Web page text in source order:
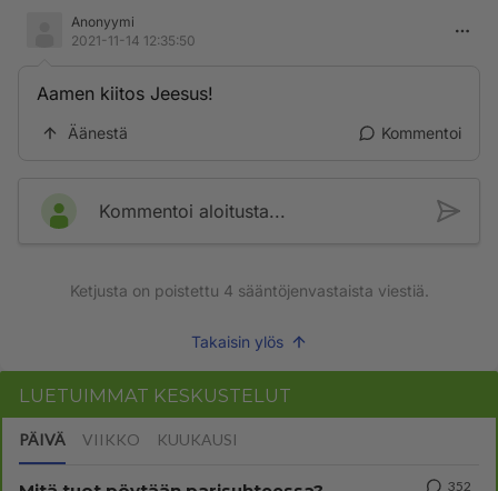
Anonyymi
2021-11-14 12:35:50
Aamen kiitos Jeesus!
Äänestä Kommentoi
Kommentoi aloitusta...
Ketjusta on poistettu 4 sääntöjenvastaista viestiä.
Takaisin ylös
LUETUIMMAT KESKUSTELUT
PÄIVÄ VIIKKO KUUKAUSI
352